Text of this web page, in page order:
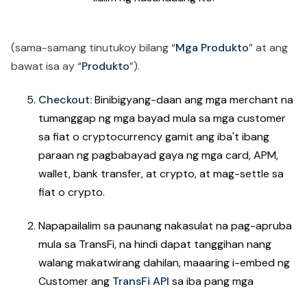
(sama-samang tinutukoy bilang “Mga Produkto” at ang
bawat isa ay “Produkto”).
Checkout:Binibigyang-daan ang mga merchant na
tumanggap ng mga bayad mula sa mga customer
sa fiat o cryptocurrency gamit ang iba't ibang
paraan ng pagbabayad gaya ng mga card, APM,
wallet, bank transfer, at crypto, at mag-settle sa
fiat o crypto.
Napapailalim sa paunang nakasulat na pag-apruba
mula sa TransFi, na hindi dapat tanggihan nang
walang makatwirang dahilan, maaaring i-embed ng
Customer ang TransFi API sa iba pang mga